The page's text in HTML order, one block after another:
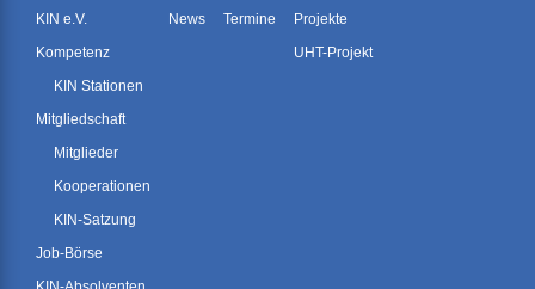
KIN e.V.
Kompetenz
KIN Stationen
Mitgliedschaft
Mitglieder
Kooperationen
KIN-Satzung
Job-Börse
News Termine
Projekte
UHT-Projekt